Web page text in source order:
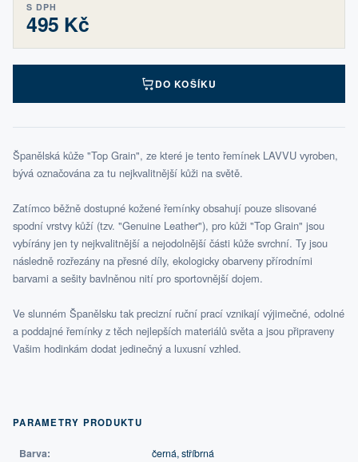
S DPH
495 Kč
DO KOŠÍKU
Španělská kůže "Top Grain", ze které je tento řemínek LAVVU vyroben,
bývá označována za tu nejkvalitnější kůži na světě.
Zatímco běžně dostupné kožené řemínky obsahují pouze slisované
spodní vrstvy kůží (tzv. "Genuine Leather"), pro kůži "Top Grain" jsou
vybírány jen ty nejkvalitnější a nejodolnější části kůže svrchní. Ty jsou
následně rozřezány na přesné díly, ekologicky obarveny přírodními
barvami a sešity bavlněnou nití pro sportovnější dojem.
Ve slunném Španělsku tak precizní ruční prací vznikají výjimečné, odolné
a poddajné řemínky z těch nejlepších materiálů světa a jsou připraveny
Vašim hodinkám dodat jedinečný a luxusní vzhled.
PARAMETRY PRODUKTU
Barva: černá, stříbrná